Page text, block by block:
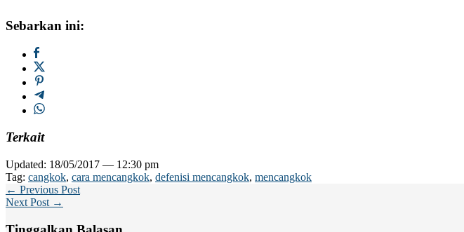
Sebarkan ini:
Terkait
Updated: 18/05/2017 — 12:30 pm
Tag: cangkok, cara mencangkok, defenisi mencangkok, mencangkok
← Previous Post
Next Post →